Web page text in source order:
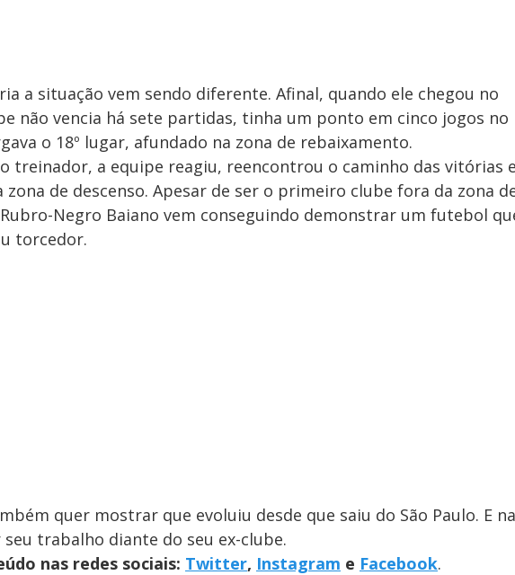
a situação vem sendo diferente. Afinal, quando ele chegou no
não vencia há sete partidas, tinha um ponto em cinco jogos no
o 18º lugar, afundado na zona de rebaixamento.
treinador, a equipe reagiu, reencontrou o caminho das vitórias e
zona de descenso. Apesar de ser o primeiro clube fora da zona
Negro Baiano vem conseguindo demonstrar um futebol
torcedor.
quer mostrar que evoluiu desde que saiu do São Paulo. E
trabalho diante do seu ex-clube.
nas redes sociais: Twitter, Instagram e Facebook.